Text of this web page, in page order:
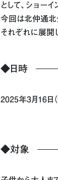
として、ショー
今回は北仲通北
それぞれに展開
◆日時
2025年3月16日
◆対象